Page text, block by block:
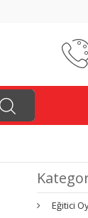
Eğitici